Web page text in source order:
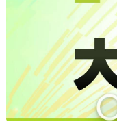
家にhideコーナ